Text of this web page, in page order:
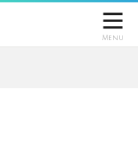

Menu